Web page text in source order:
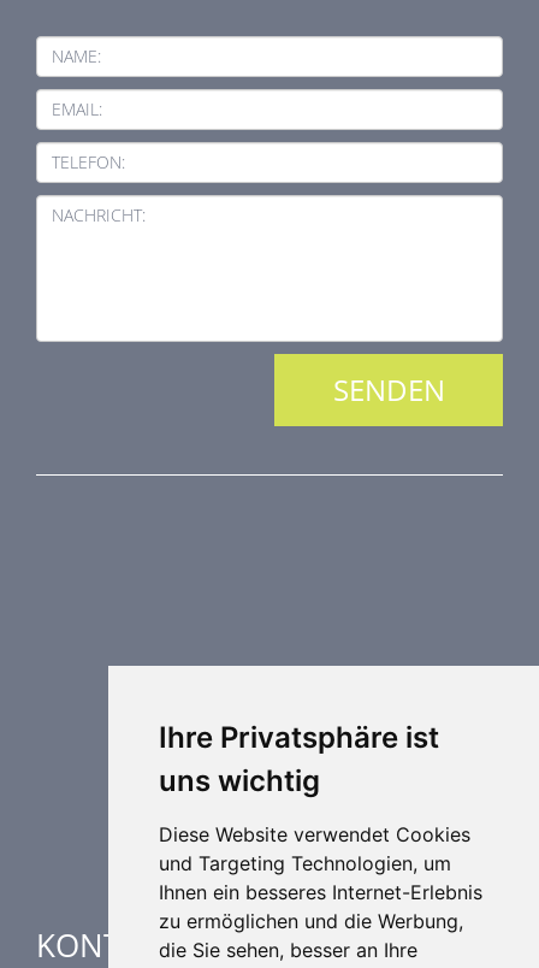
Ihre Privatsphäre ist
uns wichtig
Diese Website verwendet Cookies
und Targeting Technologien, um
Ihnen ein besseres Internet-Erlebnis
zu ermöglichen und die Werbung,
die Sie sehen, besser an Ihre
NAME:
EMAIL:
TELEFON:
NACHRICHT:
Regelungstechnik
Weitere Elemente Lufttechnik
Industrielle heizung und kühlung
KONTAKTE